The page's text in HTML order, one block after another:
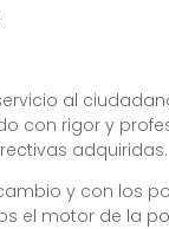
al
con rigor y
adquiridas.
y con los
el motor de la